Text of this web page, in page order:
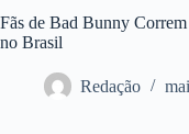
Fãs de Bad Bunny
no Brasil
Redação